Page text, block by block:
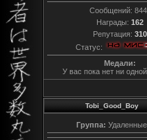
Сообщений:
Награды: 162
Репутация: 310
Статус:
Медали:
У вас пока нет ни
Tobi_Good_Boy
Группа: Удаленные